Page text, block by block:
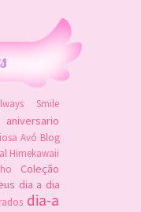
Smile
aniversario
Avó Blog
Himekawaii
Coleção
dia a dia
dia-a